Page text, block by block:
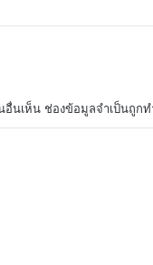
อื่นเห็น ช่องข้อมูลจำเป็นถูกท